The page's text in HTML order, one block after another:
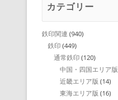
カテゴリー
鉄印関連 (940)
鉄印 (449)
通常鉄印 (120)
中国・四国エリア版
近畿エリア版 (14)
東海エリア版 (16)